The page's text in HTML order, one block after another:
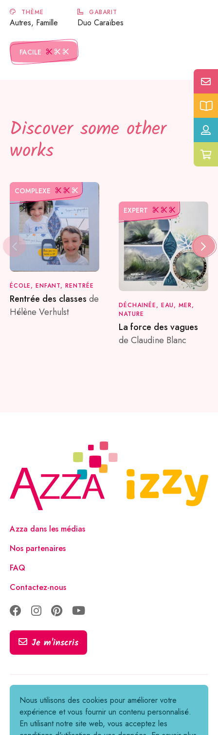
THÈME
Autres, Famille
GABARIT
Duo Caraïbes
FACILE
Discover some other
works
COMPLEXE
ÉCOLE, ENFANT, RENTRÉE
Rentrée des classes de
Hélène Verhulst
EXPERT
DÉCHAINÉE, EAU, MER,
NATURE
La force des vagues
de Claudine Blanc
Azza dans les médias
Nos partenaires
FAQ
Contactez-nous
Je m'inscris
Tous droits réservés © 2021-2026
Informations légales
Nous utilisons des cookies pour améliorer votre
expérience et vous fournir un contenu personnalisé.
En utilisant notre site web, vous acceptez les